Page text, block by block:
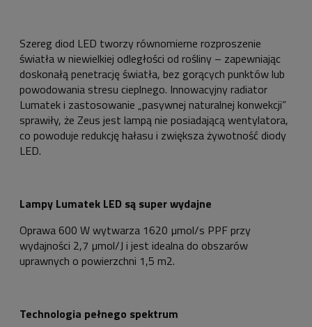
Szereg diod LED tworzy równomierne rozproszenie
światła w niewielkiej odległości od rośliny – zapewniając
doskonałą penetrację światła, bez gorących punktów lub
powodowania stresu cieplnego. Innowacyjny radiator
Lumatek i zastosowanie „pasywnej naturalnej konwekcji”
sprawiły, że Zeus jest lampą nie posiadającą wentylatora,
co powoduje redukcję hałasu i zwiększa żywotność diody
LED.
Lampy Lumatek LED są super wydajne
Oprawa 600 W wytwarza 1620 µmol/s PPF przy
wydajności 2,7 µmol/J i jest idealna do obszarów
uprawnych o powierzchni 1,5 m2.
Technologia pełnego spektrum